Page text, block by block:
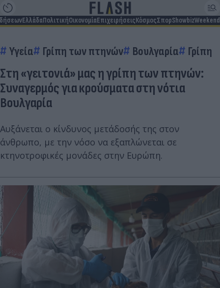
ΕλλάδαΠολιτικήΟικονομίαΕπιχειρήσειςΚόσμοςΣπορShowbizWeekend
Υγεία Γρίπη των πτηνών Βουλγαρία Γρίπη
Στη «γειτονιά» μας η γρίπη των πτηνών:
Συναγερμός για κρούσματα στη νότια
Βουλγαρία
Αυξάνεται ο κίνδυνος μετάδοσής της στον
άνθρωπο, με την νόσο να εξαπλώνεται σε
κτηνοτροφικές μονάδες στην Ευρώπη.